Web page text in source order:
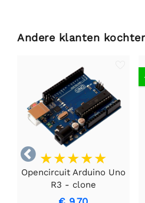
Andere klanten

Opencircuit Arduino Uno
R3 - clone